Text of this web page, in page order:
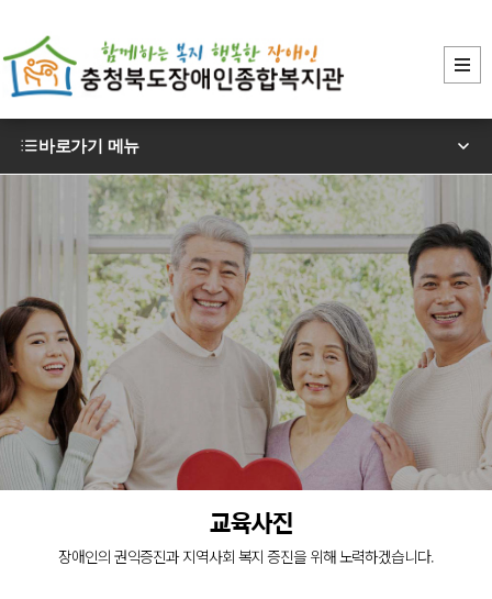
바로가기 메뉴
장애인의 복지증진
늘 처음의 마음으로 함께 하겠습니다.
교육사진
장애인의 권익증진과 지역사회 복지 증진을 위해 노력하겠습니다.